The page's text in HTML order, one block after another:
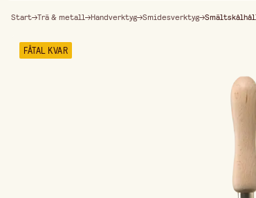
Start Trä & metall Handverktyg Smidesverktyg
FÅTAL KVAR